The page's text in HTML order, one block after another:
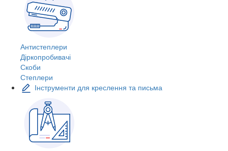
Антистеплери
Діркопробивачі
Скоби
Степлери
Інструменти для креслення та письма